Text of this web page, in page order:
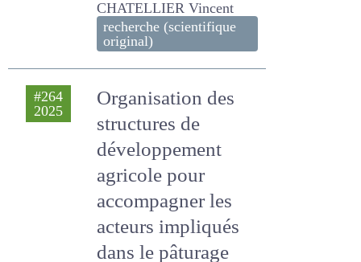
CHATELLIER Vincent
recherche (scientifique
original)
#264
2025
Organisation des
structures de
développement
agricole pour
accompagner les
acteurs impliqués